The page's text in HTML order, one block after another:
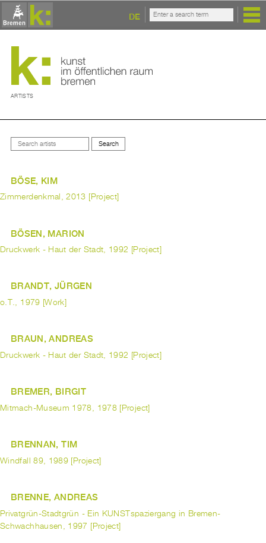
DE
ARTISTS
BÖSE, KIM
Zimmerdenkmal, 2013 [Project]
BÖSEN, MARION
Druckwerk - Haut der Stadt, 1992 [Project]
BRANDT, JÜRGEN
o.T., 1979 [Work]
BRAUN, ANDREAS
Druckwerk - Haut der Stadt, 1992 [Project]
BREMER, BIRGIT
Mitmach-Museum 1978, 1978 [Project]
BRENNAN, TIM
Windfall 89, 1989 [Project]
BRENNE, ANDREAS
Privatgrün-Stadtgrün - Ein KUNSTspaziergang in Bremen-
Schwachhausen, 1997 [Project]